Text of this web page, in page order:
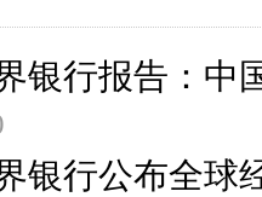
银行报告：中
银行公布全球